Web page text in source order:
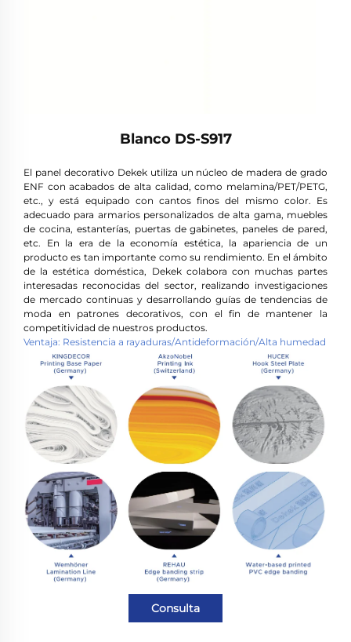
Blanco DS-S917
El panel decorativo Dekek utiliza un núcleo de madera de grado
ENF con acabados de alta calidad, como melamina/PET/PETG,
etc., y está equipado con cantos finos del mismo color. Es
adecuado para armarios personalizados de alta gama, muebles
de cocina, estanterías, puertas de gabinetes, paneles de pared,
etc. En la era de la economía estética, la apariencia de un
producto es tan importante como su rendimiento. En el ámbito
de la estética doméstica, Dekek colabora con muchas partes
interesadas reconocidas del sector, realizando investigaciones
de mercado continuas y desarrollando guías de tendencias de
moda en patrones decorativos, con el fin de mantener la
competitividad de nuestros productos.
Ventaja: Resistencia a rayaduras/Antideformación/Alta humedad
Consulta